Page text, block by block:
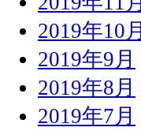
2019年10月
2019年9月
2019年8月
2019年7月